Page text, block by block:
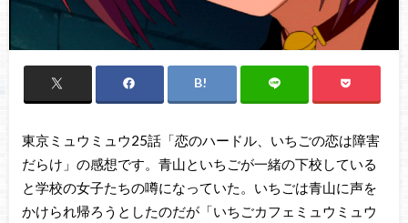
東京ミュウミュウ25話「恋のハードル、いちごの恋は障害
だらけ」の感想です。青山といちごが一緒の下校している
と学校の女子たちの噂になっていた。いちごは青山に声を
かけられ帰ろうとしたのだが「いちごカフェミュウミュウ